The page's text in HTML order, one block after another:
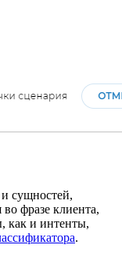
сущностей,
фразе клиента,
как и интенты,
.